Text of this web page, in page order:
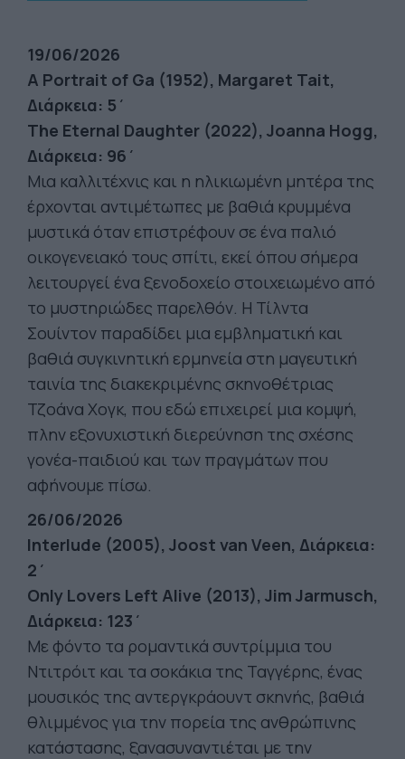
19/06/2026
A Portrait of Ga (1952), Margaret Tait,
Διάρκεια: 5΄
The Eternal Daughter (2022), Joanna Hogg,
Διάρκεια: 96΄
Μια καλλιτέχνις και η ηλικιωμένη μητέρα της
έρχονται αντιμέτωπες με βαθιά κρυμμένα
μυστικά όταν επιστρέφουν σε ένα παλιό
οικογενειακό τους σπίτι, εκεί όπου σήμερα
λειτουργεί ένα ξενοδοχείο στοιχειωμένο από
το μυστηριώδες παρελθόν. Η Τίλντα
Σουίντον παραδίδει μια εμβληματική και
βαθιά συγκινητική ερμηνεία στη μαγευτική
ταινία της διακεκριμένης σκηνοθέτριας
Τζοάνα Χογκ, που εδώ επιχειρεί μια κομψή,
πλην εξονυχιστική διερεύνηση της σχέσης
γονέα-παιδιού και των πραγμάτων που
αφήνουμε πίσω.
26/06/2026
Interlude (2005), Joost van Veen, Διάρκεια:
2΄
Only Lovers Left Alive (2013), Jim Jarmusch,
Διάρκεια: 123΄
Με φόντο τα ρομαντικά συντρίμμια του
Ντιτρόιτ και τα σοκάκια της Ταγγέρης, ένας
μουσικός της αντεργκράουντ σκηνής, βαθιά
θλιμμένος για την πορεία της ανθρώπινης
κατάστασης, ξανασυναντιέται με την